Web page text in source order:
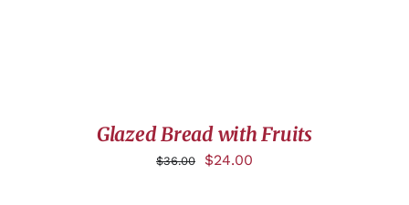
Glazed Bread with Fruits
$36.00 $24.00